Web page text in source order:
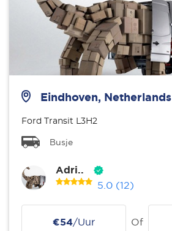
Eindhoven, Netherlands
Ford Transit L3H2
Busje
Adri..
5.0 (12)
€54/Uur Of